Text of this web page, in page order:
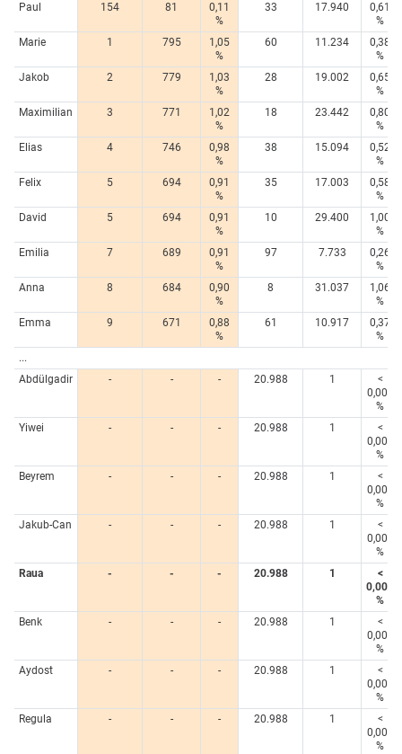
Paul
154 81
0,11
%
33 17.940
0,61
%
Marie
1 795
1,05
%
60 11.234
0,38
%
Jakob
2 779
1,03
%
28 19.002
0,65
%
Maximilian
3 771
1,02
%
18 23.442
0,80
%
Elias
4 746
0,98
%
38 15.094
0,52
%
Felix
5 694
0,91
%
35 17.003
0,58
%
David
5 694
0,91
%
10 29.400
1,00
%
Emilia
7 689
0,91
%
97 7.733
0,26
%
Anna
8 684
0,90
%
8 31.037
1,06
%
Emma
9 671
0,88
%
61 10.917
0,37
%
...
Abdülgadir
- - - 20.988 1
<
0,005
%
Yiwei
- - - 20.988 1
<
0,005
%
Beyrem
- - - 20.988 1
<
0,005
%
Jakub-Can
- - - 20.988 1
<
0,005
%
Raua
- - - 20.988 1
<
0,005
%
Benk
- - - 20.988 1
<
0,005
%
Aydost
- - - 20.988 1
<
0,005
%
Regula
- - - 20.988 1
<
0,005
%